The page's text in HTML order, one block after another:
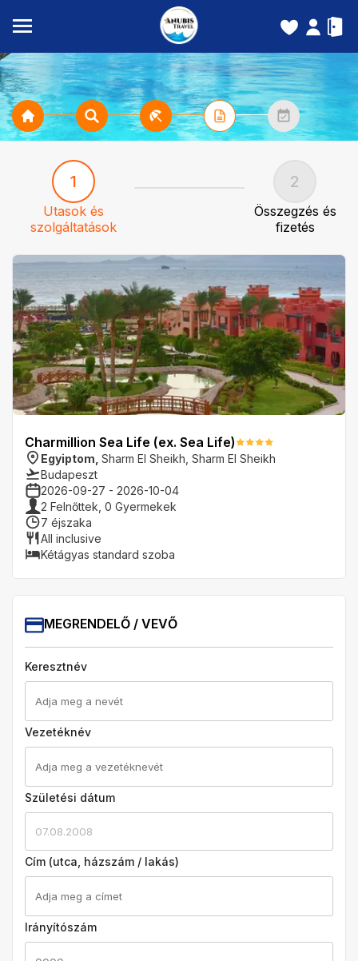
1
Utasok és
szolgáltatások
2
Összegzés és
fizetés
Charmillion Sea Life (ex. Sea Life)
Egyiptom Sharm El Sheikh Sharm El Sheikh
Budapeszt
2026-09-27 - 2026-10-04
2 Felnőttek, 0 Gyermekek
7 éjszaka
All inclusive
Kétágyas standard szoba
MEGRENDELŐ / VEVŐ
Keresztnév
Vezetéknév
Születési dátum
07.08.2008
Cím (utca, házszám / lakás)
Irányítószám